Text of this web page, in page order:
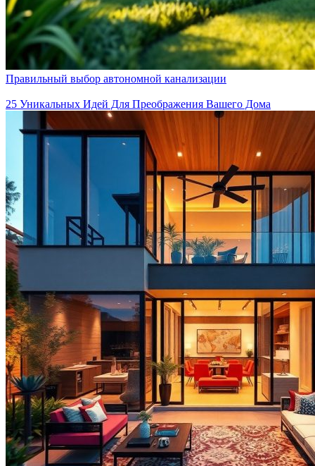
Правильный выбор автономной канализации
25 Уникальных Идей Для Преображения Вашего Дома